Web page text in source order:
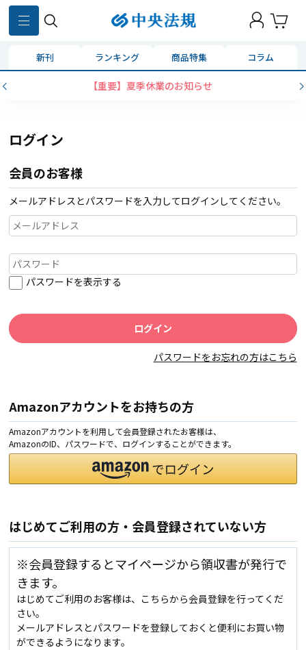
新刊 ランキング 商品特集 コラム
【重要】夏季休業のお知らせ
ログイン
会員のお客様
メールアドレスとパスワードを入力してログインしてください。
パスワードを表示する
パスワードをお忘れの方はこちら
Amazonアカウントをお持ちの方
Amazonアカウントを利用して会員登録されたお客様は、
AmazonのID、パスワードで、ログインすることができます。
はじめてご利用の方・会員登録されていない方
※会員登録するとマイページから領収書が発行で
きます。
はじめてご利用のお客様は、こちらから会員登録を行ってくだ
さい。
メールアドレスとパスワードを登録しておくと便利にお買い物
ができるようになります。